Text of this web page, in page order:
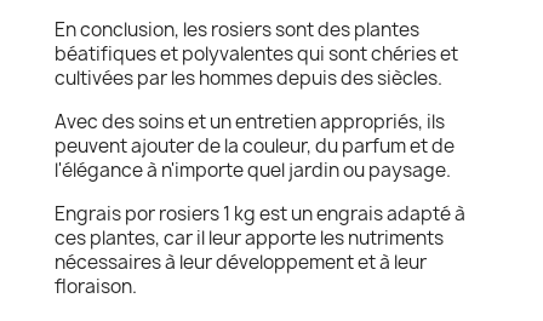
En conclusion, les rosiers sont des plantes
béatifiques et polyvalentes qui sont chéries et
cultivées par les hommes depuis des siècles.
Avec des soins et un entretien appropriés, ils
peuvent ajouter de la couleur, du parfum et de
l'élégance à n'importe quel jardin ou paysage.
Engrais por rosiers 1 kg est un engrais adapté à
ces plantes, car il leur apporte les nutriments
nécessaires à leur développement et à leur
floraison.